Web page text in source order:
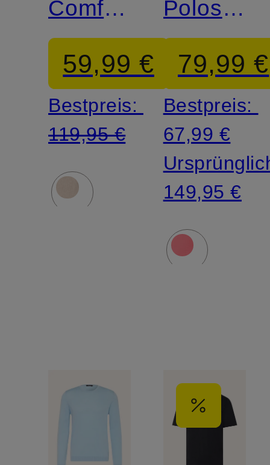
Comfort
Fit
59,99 €
Bestpreis:
119,95 €
Poloshirt
aus
79,99 €
Bestpreis:
67,99 €
149,95 €